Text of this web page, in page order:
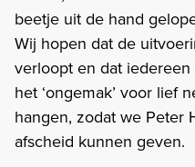
beetje uit de hand
Wij hopen dat de
verloopt en dat
het ‘ongemak’ voor lief
hangen, zodat we Peter
afscheid kunnen geven.